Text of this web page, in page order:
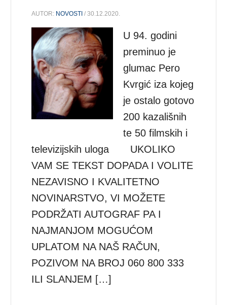
AUTOR: NOVOSTI / 30.12.2020.
U 94. godini
preminuo je
glumac Pero
Kvrgić iza kojeg
je ostalo gotovo
200 kazališnih
te 50 filmskih i
televizijskih uloga UKOLIKO
VAM SE TEKST DOPADA I VOLITE
NEZAVISNO I KVALITETNO
NOVINARSTVO, VI MOŽETE
PODRŽATI AUTOGRAF PA I
NAJMANJOM MOGUĆOM
UPLATOM NA NAŠ RAČUN,
POZIVOM NA BROJ 060 800 333
ILI SLANJEM […]